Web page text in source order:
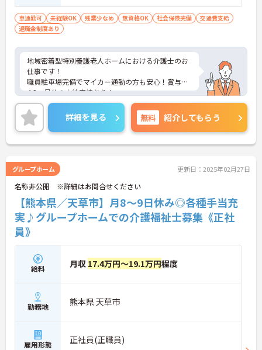
車通勤可 未経験OK 残業少なめ 無資格OK 社会保険完備
交通費支給
退職金制度あり
地域密着型特別養護老人ホームにおける介護士のお
仕事です！
職員駐車場完備でマイカー通勤の方も安心！賞与年
4.3ヵ月分の支給実績あり！
残業少なめ！お仕事の後の時間も有効に使えます。
ご興味ある方には、面接のポイントなど、さらに詳
細をお話致しますのでお気軽にご相談ください。
詳細を見る 無料 紹介してもらう
グループホーム 更新日：2025年02月27日
名称非公開 ※詳細はお問合せください
【熊本県／天草市】月8～9日休み◎各種手当充
実♪グループホームでの介護福祉士募集《正社
員》
給料 月収 17.4万円～19.1万円程度
勤務地 熊本県 天草市
雇用形態 正社員(正職員)